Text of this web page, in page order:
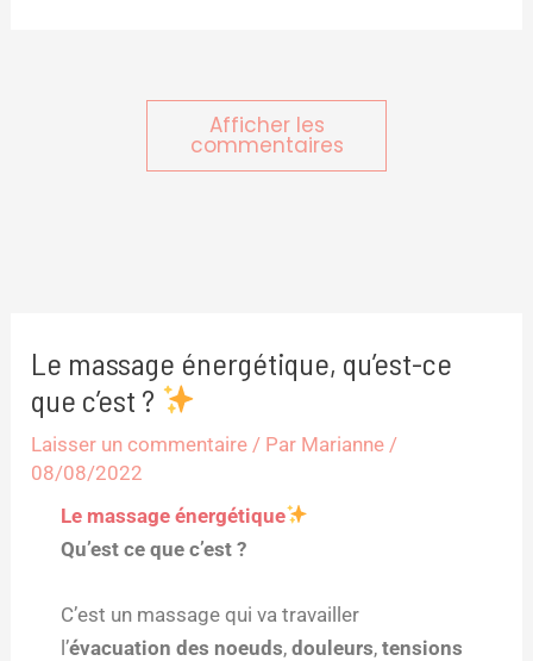
Afficher les
commentaires
Le massage énergétique, qu’est-ce
que c’est ?
Laisser un commentaire / Par Marianne /
08/08/2022
Le massage énergétique
Qu’est ce que c’est ?
C’est un massage qui va travailler
l’évacuation des noeuds,douleurs,tensions